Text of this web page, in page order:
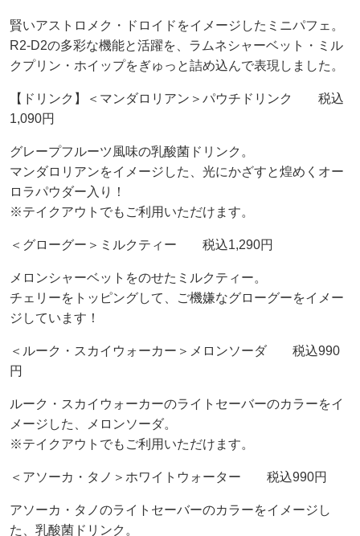
賢いアストロメク・ドロイドをイメージしたミニパフェ。
R2-D2の多彩な機能と活躍を、ラムネシャーベット・ミル
クプリン・ホイップをぎゅっと詰め込んで表現しました。
【ドリンク】＜マンダロリアン＞パウチドリンク 税込
1,090円
グレープフルーツ風味の乳酸菌ドリンク。
マンダロリアンをイメージした、光にかざすと煌めくオー
ロラパウダー入り！
※テイクアウトでもご利用いただけます。
＜グローグー＞ミルクティー 税込1,290円
メロンシャーベットをのせたミルクティー。
チェリーをトッピングして、ご機嫌なグローグーをイメー
ジしています！
＜ルーク・スカイウォーカー＞メロンソーダ 税込990
円
ルーク・スカイウォーカーのライトセーバーのカラーをイ
メージした、メロンソーダ。
※テイクアウトでもご利用いただけます。
＜アソーカ・タノ＞ホワイトウォーター 税込990円
アソーカ・タノのライトセーバーのカラーをイメージし
た、乳酸菌ドリンク。